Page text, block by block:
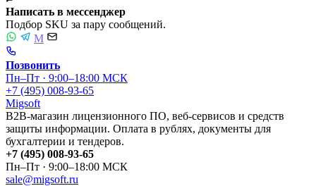
Написать в мессенджер
Подбор SKU за пару сообщений.
M
Позвонить
Пн–Пт · 9:00–18:00 МСК
+7 (495) 008-93-65
Migsoft
B2B-магазин лицензионного ПО, веб-сервисов и средств
защиты информации. Оплата в рублях, документы для
бухгалтерии и тендеров.
+7 (495) 008-93-65
Пн–Пт · 9:00–18:00 МСК
sale@migsoft.ru